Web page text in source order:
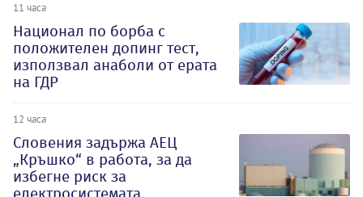
11 часа
Национал по борба с
положителен допинг тест,
използвал анаболи от ерата
на ГДР
12 часа
Словения задържа АЕЦ
„Кръшко“ в работа, за да
избегне риск за